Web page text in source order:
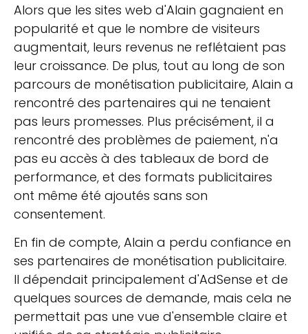
Alors que les sites web d'Alain gagnaient en
popularité et que le nombre de visiteurs
augmentait, leurs revenus ne reflétaient pas
leur croissance. De plus, tout au long de son
parcours de monétisation publicitaire, Alain a
rencontré des partenaires qui ne tenaient
pas leurs promesses. Plus précisément, il a
rencontré des problèmes de paiement, n'a
pas eu accès à des tableaux de bord de
performance, et des formats publicitaires
ont même été ajoutés sans son
consentement.
En fin de compte, Alain a perdu confiance en
ses partenaires de monétisation publicitaire.
Il dépendait principalement d'AdSense et de
quelques sources de demande, mais cela ne
permettait pas une vue d'ensemble claire et